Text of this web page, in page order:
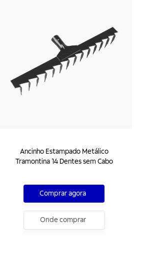
Ancinho Estampado Metálico
Tramontina 14 Dentes sem Cabo
Comprar agora
Onde comprar